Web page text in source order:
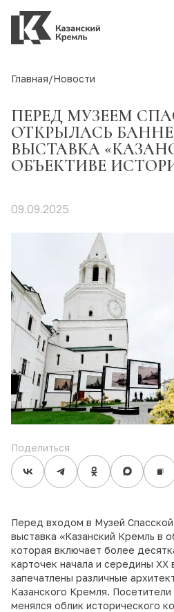
Главная/Новости
ПЕРЕД МУЗЕЕМ
ОТКРЫЛАСЬ
ВЫСТАВКА
ОБЪЕКТИВЕ
09.09.2025
Поделиться
Перед входом в Музей
выставка «Казанский Кремль в
которая включает более
карточек начала и середины XX
запечатлены различные
Казанского Кремля. Посетители
менялся облик исторического